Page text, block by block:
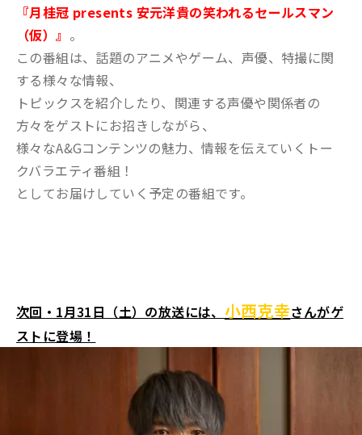
『月桂冠 presents 安元洋貴の笑われるセールスマン
（仮）』 。
この番組は、話題のアニメやゲーム、声優、特撮に関
する様々な情報、
トピックスを紹介したり、関連する声優や関係者の
方々をゲストにお招きしながら、
様々なA&Gコンテンツの魅力、情報を伝えていくトー
クバラエティ番組！
としてお届けしていく予定の番組です。
次回・1月31日（土）の放送には、 小西克幸さんがゲ
ストに登場！